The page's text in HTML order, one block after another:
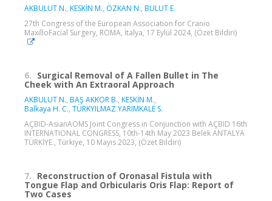
AKBULUT N., KESKİN M., ÖZKAN N., BULUT E.
27th Congress of the European Association for Cranio
MaxilloFacial Surgery, ROMA, İtalya, 17 Eylül 2024, (Özet Bildiri)
6. Surgical Removal of A Fallen Bullet in The
Cheek with An Extraoral Approach
AKBULUT N., BAŞ AKKOR B., KESKİN M.,
Balkaya H. C., TÜRKYILMAZ YARIMKALE S.
AÇBID-AsianAOMS Joint Congress in Conjunction with AÇBID 16th
INTERNATIONAL CONGRESS, 10th-14th May 2023 Belek ANTALYA
TÜRKİYE., Türkiye, 10 Mayıs 2023, (Özet Bildiri)
7. Reconstruction of Oronasal Fistula with
Tongue Flap and Orbicularis Oris Flap: Report of
Two Cases